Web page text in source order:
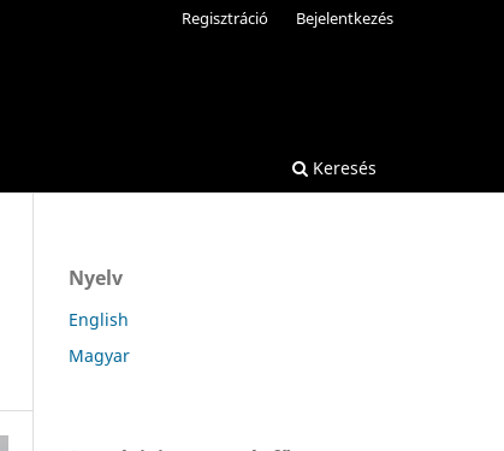
Keresés
Regisztráció Bejelentkezés
Nyelv
English
Magyar